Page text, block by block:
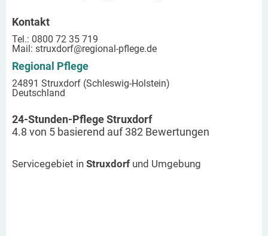
Kontakt
Tel.: 0800 72 35 719
Mail: struxdorf@regional-pflege.de
Regional Pflege
24891 Struxdorf (Schleswig-Holstein)
Deutschland
24-Stunden-Pflege Struxdorf
4.8 von 5 basierend auf382 Bewertungen
Servicegebiet in Struxdorf und Umgebung